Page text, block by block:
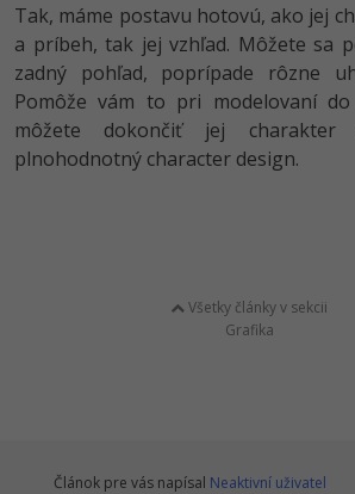
Tak, máme postavu hotovú, ako jej
a príbeh, tak jej vzhľad. Môžete sa
zadný pohľad, poprípade rôzne
Pomôže vám to pri modelovaní
môžete dokončiť jej
plnohodnotný character design.
Všetky články v sekcii
Grafika
Článok pre vás napísal Neaktivní uživatel